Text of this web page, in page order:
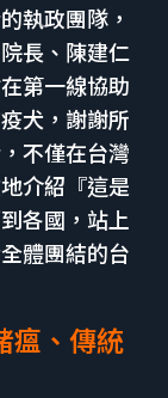
執政團隊，
長、陳建仁
第一線協助
犬，謝謝所
不僅在台灣
介紹『這是
各國，站上
體團結的台
瘟、傳統